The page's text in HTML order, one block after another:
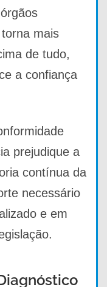
mais
de tudo,
a confiança
prejudique a
contínua da
necessário
e em